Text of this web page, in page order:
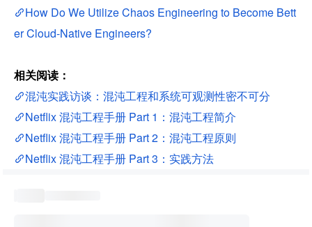
How Do We Utilize Chaos Engineering to Become Bett
er Cloud-Native Engineers?
相关阅读：
混沌实践访谈：混沌工程和系统可观测性密不可分
Netflix 混沌工程手册 Part 1：混沌工程简介
Netflix 混沌工程手册 Part 2：混沌工程原则
Netflix 混沌工程手册 Part 3：实践方法